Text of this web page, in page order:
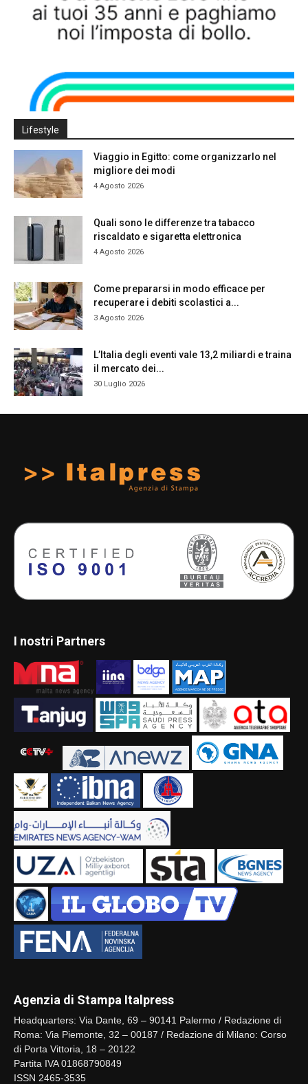
Lifestyle
Viaggio in Egitto: come organizzarlo nel
migliore dei modi
4 Agosto 2026
Quali sono le differenze tra tabacco
riscaldato e sigaretta elettronica
4 Agosto 2026
Come prepararsi in modo efficace per
recuperare i debiti scolastici a...
3 Agosto 2026
L’Italia degli eventi vale 13,2 miliardi e traina
il mercato dei...
30 Luglio 2026
I nostri Partners
Agenzia di Stampa Italpress
Headquarters: Via Dante, 69 – 90141 Palermo / Redazione di
Roma: Via Piemonte, 32 – 00187 / Redazione di Milano: Corso
di Porta Vittoria, 18 – 20122
Partita IVA 01868790849
ISSN 2465-3535